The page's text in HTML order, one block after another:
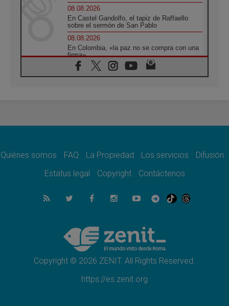
08.08.2026
En Castel Gandolfo, el tapiz de Raffaello
sobre el sermón de San Pablo
08.08.2026
En Colombia, «la paz no se compra con una
firma»
08.08.2026
En Venezuela celebraron los 416 años del
08.08.2026
07.08.2026
se convierte en diócesis
Honduras: Los desplazados invisibles de una
crisis olvidada
Bokalic: "En Argentina el Papa León señalará
el compromiso del cristiano"
Quiénes somos FAQ La Propiedad Los servicios
Difusión
Estatus legal
Copyright Contáctenos
Copyright © 2026 ZENIT. All Rights Reserved.
https://es.zenit.org